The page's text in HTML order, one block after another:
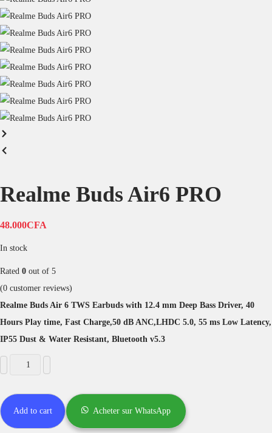
Realme Buds Air6 PRO
48.000CFA
In stock
Rated 0 out of 5
(0 customer reviews)
Realme Buds Air 6 TWS Earbuds with 12.4 mm Deep Bass Driver, 40
Hours Play time, Fast Charge,50 dB ANC,LHDC 5.0, 55 ms Low Latency,
IP55 Dust & Water Resistant, Bluetooth v5.3
Add to cart Acheter sur WhatsApp